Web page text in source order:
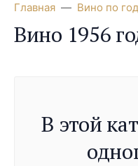
Главная Вино по
Вино 1956
В этой